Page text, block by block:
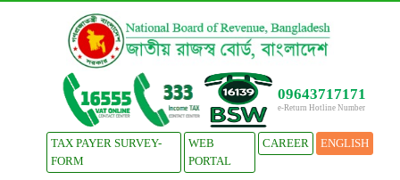
09643717171
e-Return Hotline Number
TAX PAYER SURVEY-
FORM
WEB
PORTAL
CAREER ENGLISH